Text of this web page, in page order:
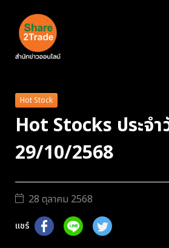
Hot Stock
Hot Stocks ประจำ
29/10/2568
28 ตุลาคม 2568
แชร์